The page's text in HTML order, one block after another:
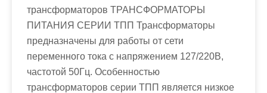
трансформаторов ТРАНСФОРМАТОРЫ
ПИТАНИЯ СЕРИИ ТПП Трансформаторы
предназначены для работы от сети
переменного тока с напряжением 127/220В,
частотой 50Гц. Особенностью
трансформаторов серии ТПП является низкое